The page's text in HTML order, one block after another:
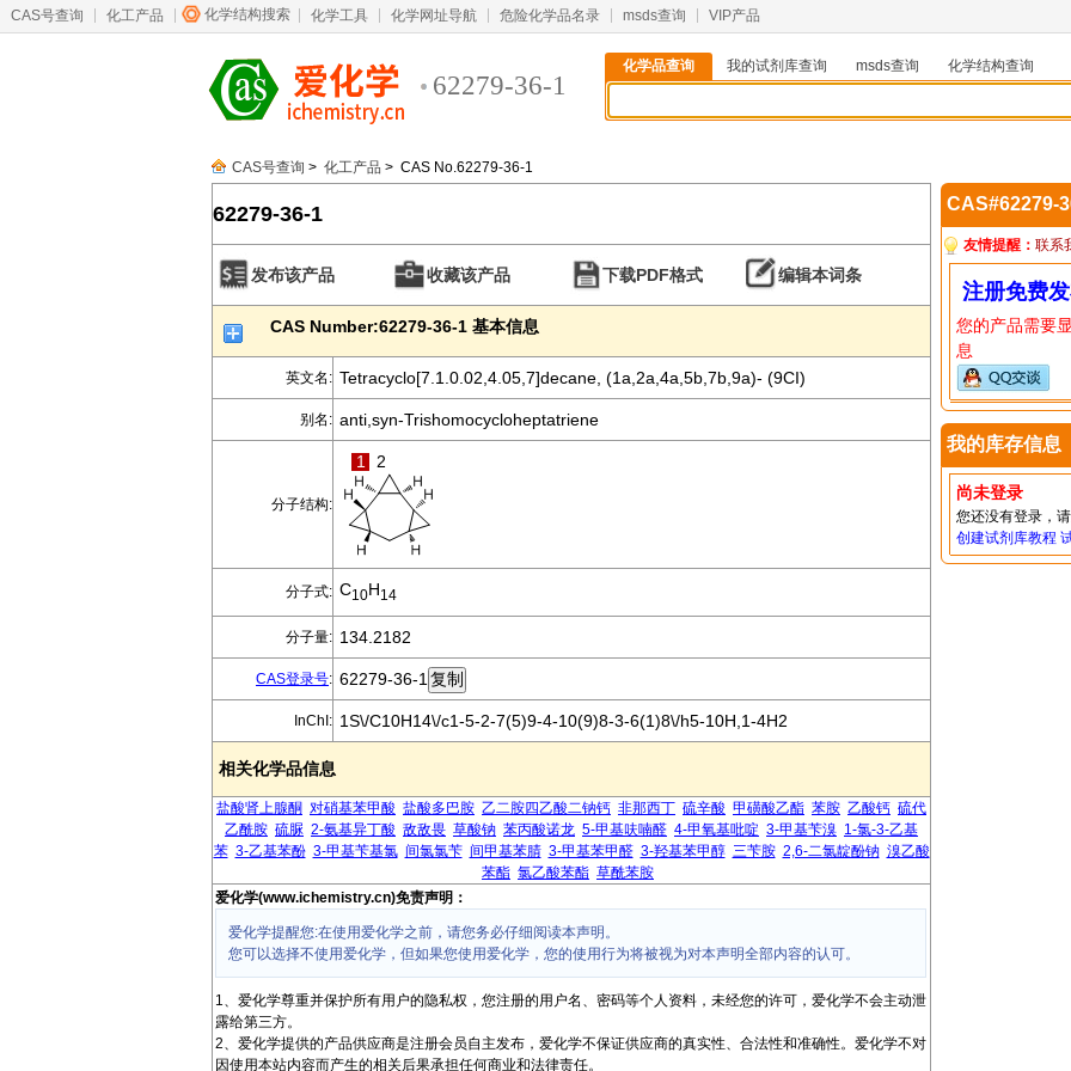
CAS号查询 化工产品 化学结构搜索 化学工具 化学网址导航 危险化学品名录 msds查询 VIP产品
62279-36-1
化学品查询 我的试剂库查询 msds查询
化学结构查询
CAS号查询 > 化工产品 > CAS No.62279-36-1
62279-36-1
发布该产品 收藏该产品 下载PDF格式 编辑本词条
CAS Number:62279-36-1 基本信息
英文名: Tetracyclo[7.1.0.02,4.05,7]decane, (1a,2a,4a,5b,7b,9a)- (9CI)
别名: anti,syn-Trishomocycloheptatriene
分子结构:
1 2
分子式: C10H14
分子量: 134.2182
CAS登录号: 62279-36-1
InChI: 1S\/C10H14\/c1-5-2-7(5)9-4-10(9)8-3-6(1)8\/h5-10H,1-4H2
相关化学品信息
盐酸肾上腺酮 对硝基苯甲酸 盐酸多巴胺 乙二胺四乙酸二钠钙 非那西丁 硫辛酸 甲磺酸乙酯 苯胺 乙酸钙 硫代
乙酰胺 硫脲 2-氨基异丁酸 敌敌畏 草酸钠 苯丙酸诺龙 5-甲基呋喃醛 4-甲氧基吡啶 3-甲基苄溴 1-氯-3-乙基
苯 3-乙基苯酚 3-甲基苄基氯 间氯氯苄 间甲基苯腈 3-甲基苯甲醛 3-羟基苯甲醇 三苄胺 2,6-二氯靛酚钠 溴乙酸
苯酯 氯乙酸苯酯 草酰苯胺
爱化学(www.ichemistry.cn)免责声明：
爱化学提醒您:在使用爱化学之前，请您务必仔细阅读本声明。
您可以选择不使用爱化学，但如果您使用爱化学，您的使用行为将被视为对本声明全部内容的认可。
1、爱化学尊重并保护所有用户的隐私权，您注册的用户名、密码等个人资料，未经您的许可，爱化学不会主动泄
露给第三方。
2、爱化学提供的产品供应商是注册会员自主发布，爱化学不保证供应商的真实性、合法性和准确性。爱化学不对
因使用本站内容而产生的相关后果承担任何商业和法律责任。
CAS#62279-
友情提醒： 联系
注册免费
您的产品需要
息
我的库存信息
尚未登录
您还没有登录，
创建试剂库教程